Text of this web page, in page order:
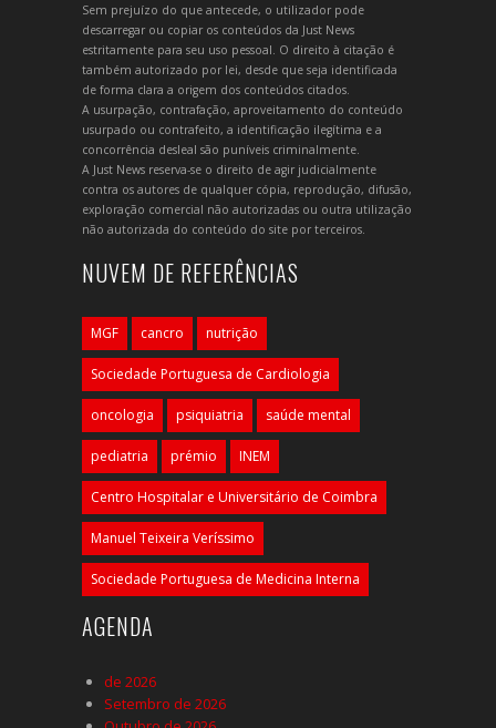
Sem prejuízo do que antecede, o utilizador pode
descarregar ou copiar os conteúdos da Just News
estritamente para seu uso pessoal. O direito à citação é
também autorizado por lei, desde que seja identificada
de forma clara a origem dos conteúdos citados.
A usurpação, contrafação, aproveitamento do conteúdo
usurpado ou contrafeito, a identificação ilegítima e a
concorrência desleal são puníveis criminalmente.
A Just News reserva-se o direito de agir judicialmente
contra os autores de qualquer cópia, reprodução, difusão,
exploração comercial não autorizadas ou outra utilização
não autorizada do conteúdo do site por terceiros.
NUVEM DE REFERÊNCIAS
MGF cancro nutrição
Sociedade Portuguesa de Cardiologia
oncologia psiquiatria saúde mental
pediatria prémio INEM
Centro Hospitalar e Universitário de Coimbra
Manuel Teixeira Veríssimo
Sociedade Portuguesa de Medicina Interna
AGENDA
de 2026
Setembro de 2026